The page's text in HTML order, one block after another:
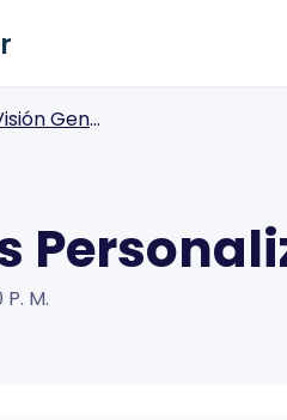
General de Integraciones
M.